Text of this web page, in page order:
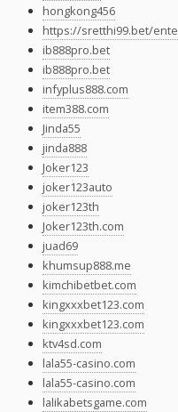
hongkong456
https://sretthi99.bet/
ib888pro.bet
ib888pro.bet
infyplus888.com
item388.com
Jinda55
jinda888
Joker123
joker123auto
joker123th
Joker123th.com
juad69
khumsup888.me
kimchibetbet.com
kingxxxbet123.com
kingxxxbet123.com
ktv4sd.com
lala55-casino.com
lala55-casino.com
lalikabetsgame.com